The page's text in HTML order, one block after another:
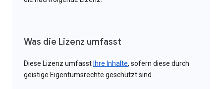
Was die Lizenz umfasst
Diese Lizenz umfasst Ihre Inhalte, sofern diese durch
geistige Eigentumsrechte geschützt sind.